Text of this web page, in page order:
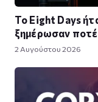
Το Eight Days
ξημέρωσαν ποτέ
2 Αυγούστου 2026